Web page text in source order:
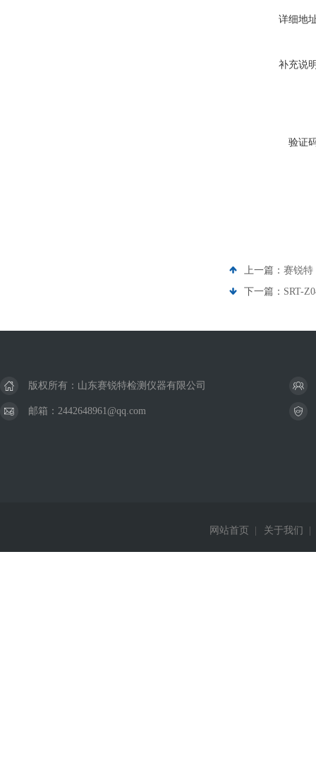
详细地
补充说
验证
上一篇： 赛锐特
下一篇： SRT-
版权所有：山东赛锐特检测仪器有限公司
邮箱：2442648961@qq.com
网站首页 关于我们